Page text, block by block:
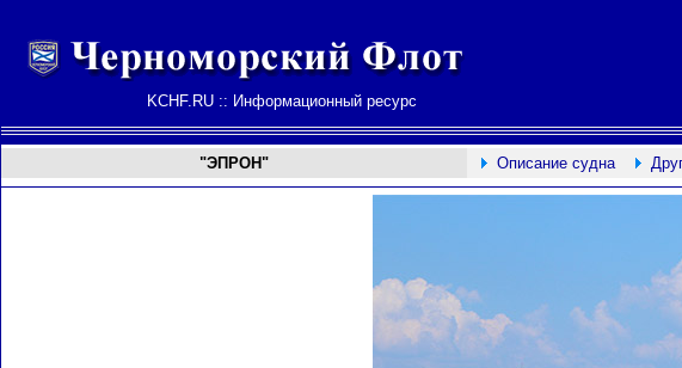
KCHF.RU :: Информационный ресурс
"ЭПРОН" Описание судна